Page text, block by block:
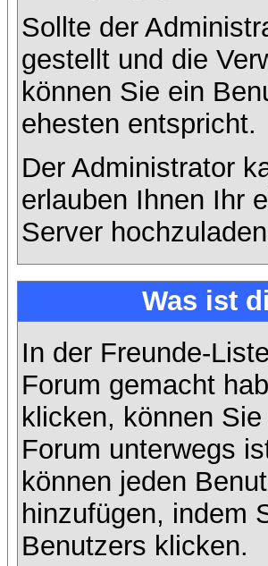
Sollte der
gestellt und die
können Sie ein
ehesten entspricht.
Der Administrator
erlauben Ihnen Ihr
Server
Was ist
In der Freunde-
Forum gemacht
klicken, können
Forum unterwegs
können jeden
hinzufügen, indem
Benutzers klicken.